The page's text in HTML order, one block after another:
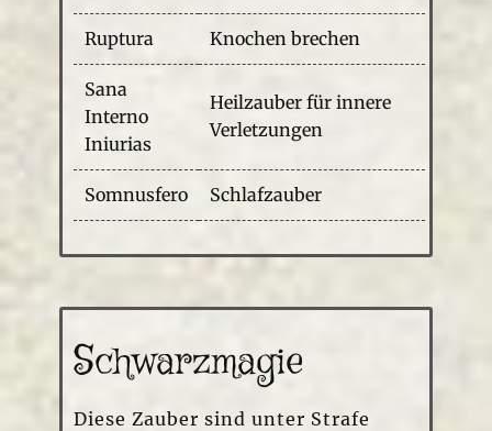
Ruptura Knochen brechen
Sana
Interno
Iniurias
Heilzauber für innere
Verletzungen
Somnusfero Schlafzauber
Schwarzmagie
Diese Zauber sind unter Strafe